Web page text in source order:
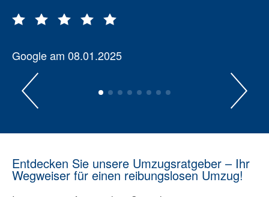
Google am 08.01.2025
Entdecken Sie unsere Umzugsratgeber – Ihr
Wegweiser für einen reibungslosen Umzug!